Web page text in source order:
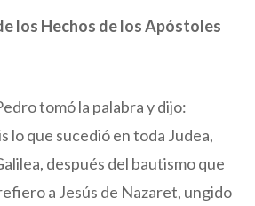
los Hechos de los Apóstoles
tomó la palabra y dijo:
lo que sucedió en toda Judea,
después del bautismo que
a Jesús de Nazaret, ungido